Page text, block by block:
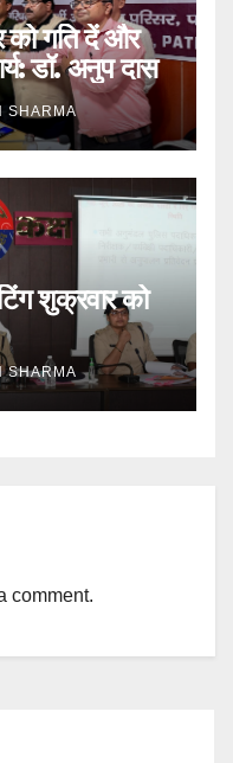
को गति दें और
डॉ. अनुप दास
SHARMA
शुक्रवार को
SHARMA
comment.